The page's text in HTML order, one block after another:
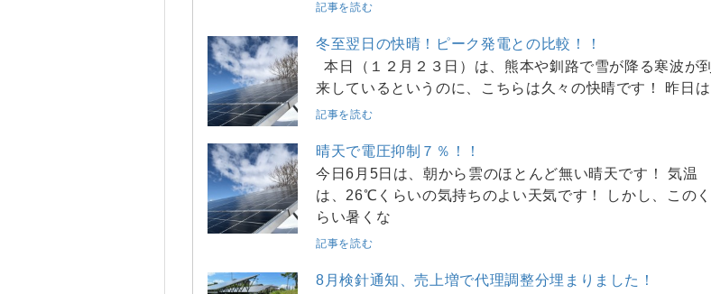
記事を読む
冬至翌日の快晴！ピーク発電との比較！！
本日（１２月２３日）は、熊本や釧路で雪が降る寒波が到
来しているというのに、こちらは久々の快晴です！ 昨日は
記事を読む
晴天で電圧抑制７％！！
今日6月5日は、朝から雲のほとんど無い晴天です！ 気温
は、26℃くらいの気持ちのよい天気です！ しかし、このく
らい暑くな
記事を読む
8月検針通知、売上増で代理調整分埋まりました！